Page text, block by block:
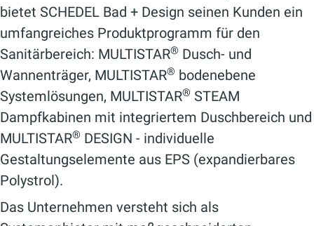
bietet SCHEDEL Bad + Design seinen Kunden ein
umfangreiches Produktprogramm für den
Sanitärbereich: MULTISTAR® Dusch- und
Wannenträger, MULTISTAR® bodenebene
Systemlösungen, MULTISTAR® STEAM
Dampfkabinen mit integriertem Duschbereich und
MULTISTAR® DESIGN - individuelle
Gestaltungselemente aus EPS (expandierbares
Polystrol).
Das Unternehmen versteht sich als